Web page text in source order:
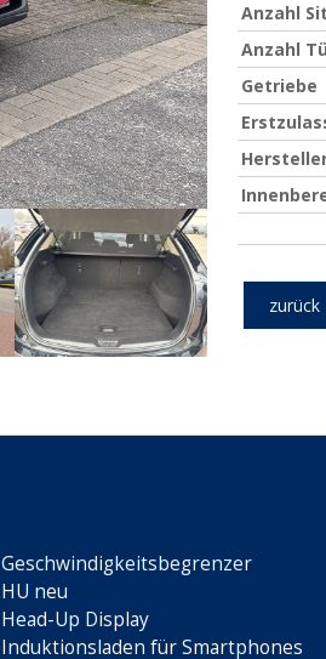
Anzahl
Anzahl
Getriebe
zurück
Geschwindigkeitsbegrenzer
HU neu
Head-Up Display
Induktionsladen für Smartphones